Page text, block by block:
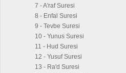
7 - A'raf Suresi
8 - Enfal Suresi
9 - Tevbe Suresi
10 - Yunus Suresi
11 - Hud Suresi
12 - Yusuf Suresi
13 - Ra'd Suresi